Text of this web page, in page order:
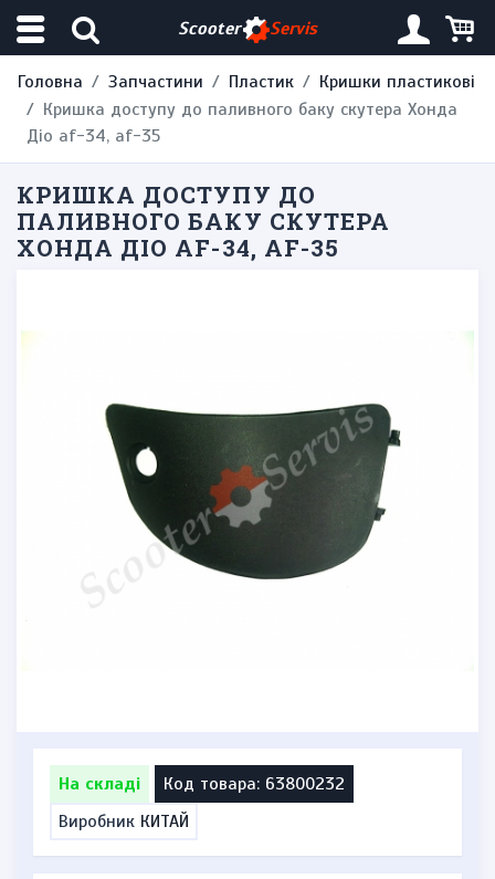
Scooter Servis
Головна Запчастини Пластик
Кришки пластикові
Кришка доступу до паливного баку скутера Хонда
Діо af-34, af-35
КРИШКА ДОСТУПУ ДО
ПАЛИВНОГО БАКУ СКУТЕРА
ХОНДА ДІО AF-34, AF-35
На складі
Код товара: 63800232
Виробник КИТАЙ